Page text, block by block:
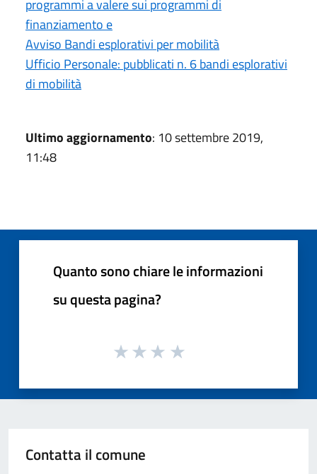
programmi a valere sui programmi di
finanziamento e
Avviso Bandi esplorativi per mobilità
Ufficio Personale: pubblicati n. 6 bandi esplorativi
di mobilità
Ultimo aggiornamento: 10 settembre 2019,
11:48
Quanto sono chiare le informazioni
su questa pagina?
Contatta il comune